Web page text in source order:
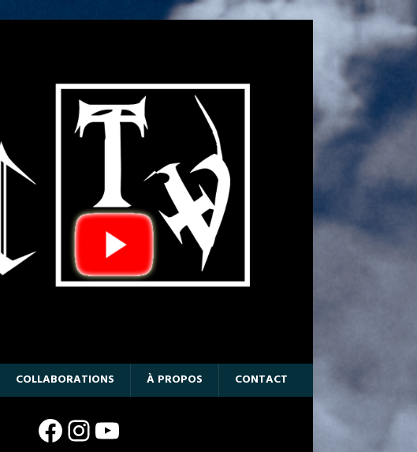
COLLABORATIONS À PROPOS CONTACT